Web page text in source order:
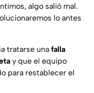
algo salió mal.
lo antes
tratarse una falla
y que el equipo
para restablecer el